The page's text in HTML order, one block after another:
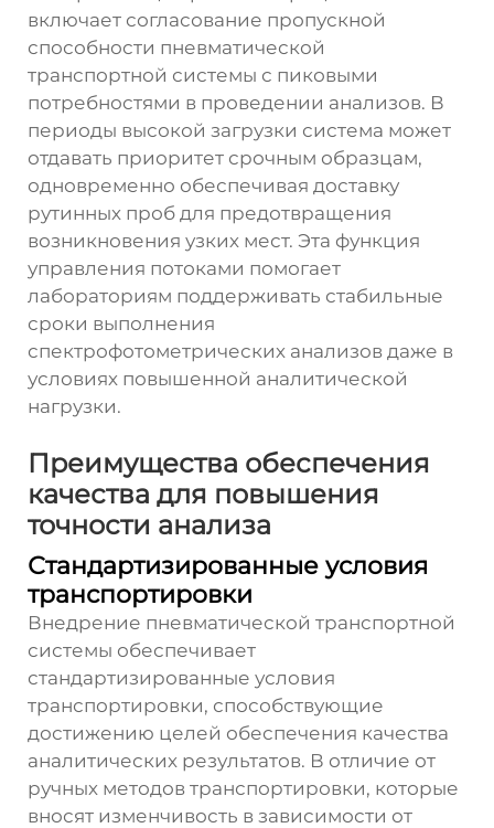
включает согласование пропускной
способности пневматической
транспортной системы с пиковыми
потребностями в проведении анализов. В
периоды высокой загрузки система может
отдавать приоритет срочным образцам,
одновременно обеспечивая доставку
рутинных проб для предотвращения
возникновения узких мест. Эта функция
управления потоками помогает
лабораториям поддерживать стабильные
сроки выполнения
спектрофотометрических анализов даже в
условиях повышенной аналитической
нагрузки.
Преимущества обеспечения
качества для повышения
точности анализа
Стандартизированные условия
транспортировки
Внедрение пневматической транспортной
системы обеспечивает
стандартизированные условия
транспортировки, способствующие
достижению целей обеспечения качества
аналитических результатов. В отличие от
ручных методов транспортировки, которые
вносят изменчивость в зависимости от